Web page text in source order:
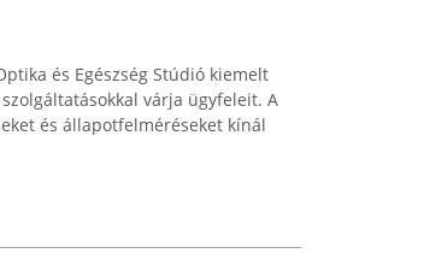
és Egészség Stúdió kiemelt
várja ügyfeleit. A
és állapotfelméréseket kínál